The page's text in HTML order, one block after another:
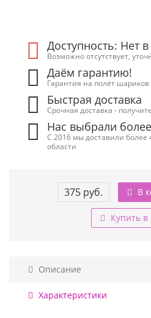
Доступность: Нет
Возможно отсутствует,
Даём гарантию!
Гарантия на полёт шариков
Быстрая доставка
Срочная доставка -
Нас выбрали
С 2016 мы доставили более
области
375 руб. В
Купить в
Описание
Характеристики